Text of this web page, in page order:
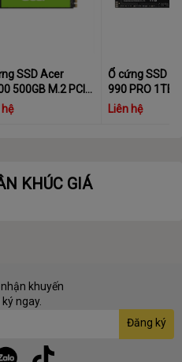
SSD Acer
500GB M.2 PCIe
2.0
hệ
Ổ cứng SSD
990 PRO 1TB
NVMe M.2
Gen4.0 x4 MZ-
Liên hệ
KHÚC GIÁ
khuyến
ngay.
Đăng ký